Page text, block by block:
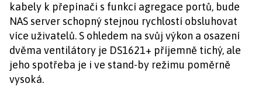
kabely k přepínači s funkcí agregace portů, bude
NAS server schopný stejnou rychlostí obsluhovat
více uživatelů. S ohledem na svůj výkon a osazení
dvěma ventilátory je DS1621+ příjemně tichý, ale
jeho spotřeba je i ve stand-by režimu poměrně
vysoká.